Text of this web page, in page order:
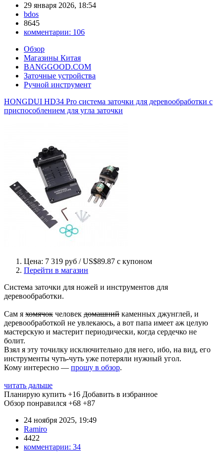
29 января 2026, 18:54
bdos
8645
комментарии: 106
Обзор
Магазины Китая
BANGGOOD.COM
Заточные устройства
Ручной инструмент
HONGDUI HD34 Pro система заточки для деревообработки с
приспособлением для угла заточки
Цена: 7 319 руб / US$89.87 с купоном
Перейти в магазин
Система заточки для ножей и инструментов для
деревообработки.
Сам я хомячок человек домашний каменных джунглей, и
деревообработкой не увлекаюсь, а вот папа имеет аж целую
мастерскую и мастерит периодически, когда сердечко не
болит.
Взял я эту точилку исключительно для него, ибо, на вид, его
инструменты чуть-чуть уже потеряли нужный угол.
Кому интересно — прошу в обзор.
читать дальше
Планирую купить +16 Добавить в избранное
Обзор понравился +68 +87
24 ноября 2025, 19:49
Ramiro
4422
комментарии: 34